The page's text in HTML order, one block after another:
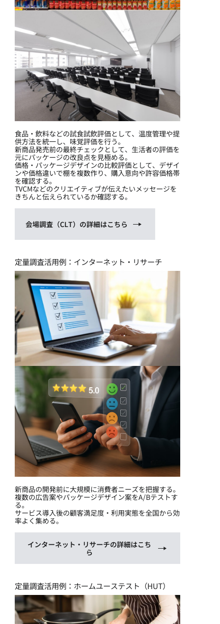
食品・飲料などの試食試飲評価として、温度管理や提
供方法を統一し、味覚評価を行う。
新商品発売前の最終チェックとして、生活者の評価を
元にパッケージの改良点を見極める。
価格・パッケージデザインの比較評価として、デザイ
ンや価格違いで棚を複数作り、購入意向や許容価格帯
を確認する。
TVCMなどのクリエイティブが伝えたいメッセージを
きちんと伝えられているか確認する。
会場調査（CLT）の詳細はこちら
定量調査活用例：インターネット・リサーチ
新商品の開発前に大規模に消費者ニーズを把握する。
複数の広告案やパッケージデザイン案をA/Bテストす
る。
サービス導入後の顧客満足度・利用実態を全国から効
率よく集める。
インターネット・リサーチの詳細はこち
ら
定量調査活用例：ホームユーステスト（HUT）